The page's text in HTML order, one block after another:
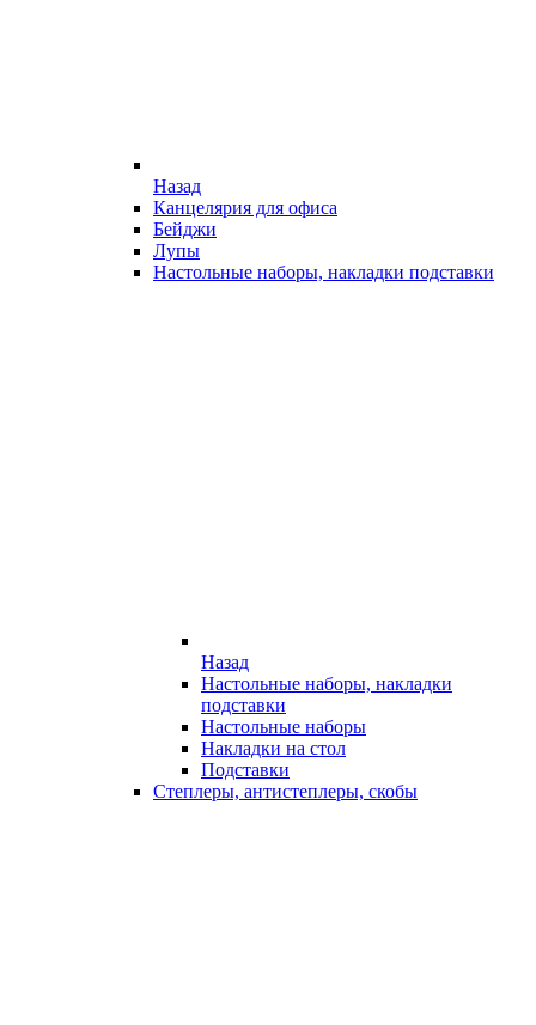
Назад
Канцелярия для офиса
Бейджи
Лупы
Настольные наборы, накладки подставки
Назад
Настольные наборы, накладки
подставки
Настольные наборы
Накладки на стол
Подставки
Степлеры, антистеплеры, скобы